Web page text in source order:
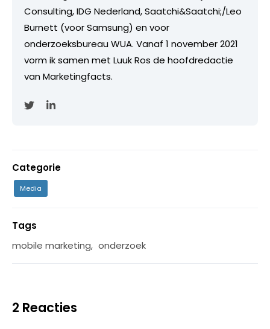
Consulting, IDG Nederland, Saatchi&Saatchi;/Leo
Burnett (voor Samsung) en voor
onderzoeksbureau WUA. Vanaf 1 november 2021
vorm ik samen met Luuk Ros de hoofdredactie
van Marketingfacts.
Categorie
Media
Tags
mobile marketing, onderzoek
2 Reacties